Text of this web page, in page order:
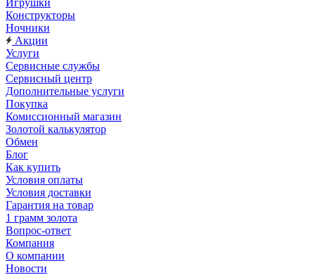
Игрушки
Конструкторы
Ночники
Акции
Услуги
Сервисные службы
Сервисный центр
Дополнительные услуги
Покупка
Комиссионный магазин
Золотой калькулятор
Обмен
Блог
Как купить
Условия оплаты
Условия доставки
Гарантия на товар
1 грамм золота
Вопрос-ответ
Компания
О компании
Новости